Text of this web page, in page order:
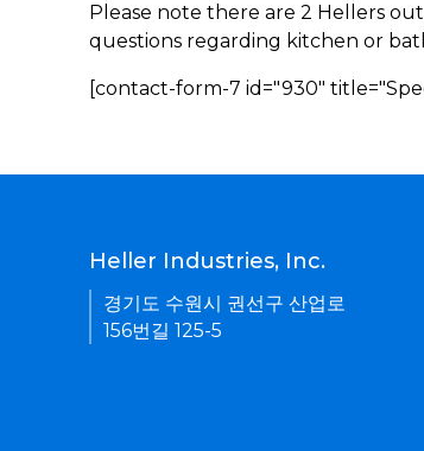
Please note there are 2 Hellers
questions regarding kitchen or
[contact-form-7 id="930"
Heller Industries, Inc.
경기도 수원시 권선구 산업로
156번길 125-5